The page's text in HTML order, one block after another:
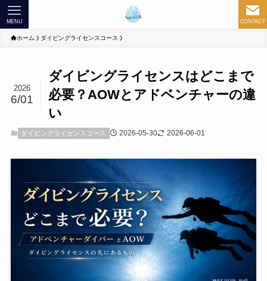
CONTACT
MENU
ホーム ダイビングライセンスコース
ダイビングライセンスはどこまで
必要？AOWとアドベンチャーの違
い
2026
6/01
ダイビングライセンスコース 2026-05-30 2026-06-01